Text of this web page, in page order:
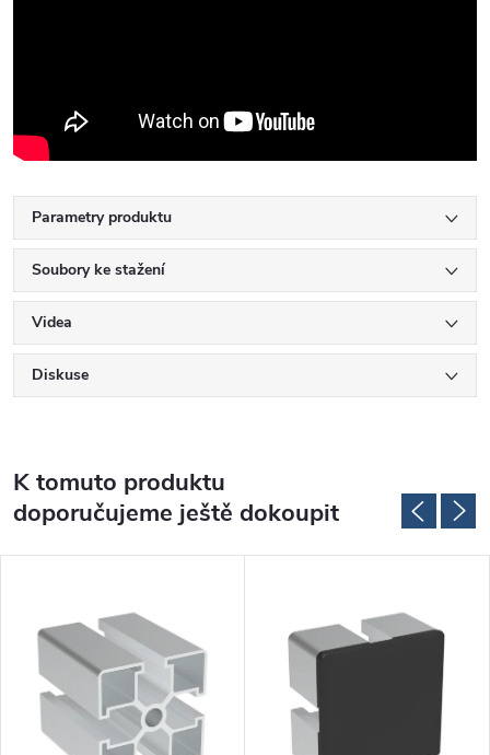
Parametry produktu
Soubory ke stažení
Videa
Diskuse
K tomuto produktu
doporučujeme ještě dokoupit